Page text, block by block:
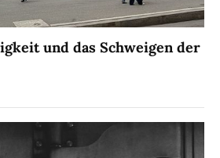
und das Schweigen der